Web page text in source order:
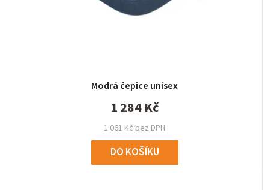
Modrá čepice unisex
1 061 Kč bez DPH
1 284 Kč
DO KOŠÍKU